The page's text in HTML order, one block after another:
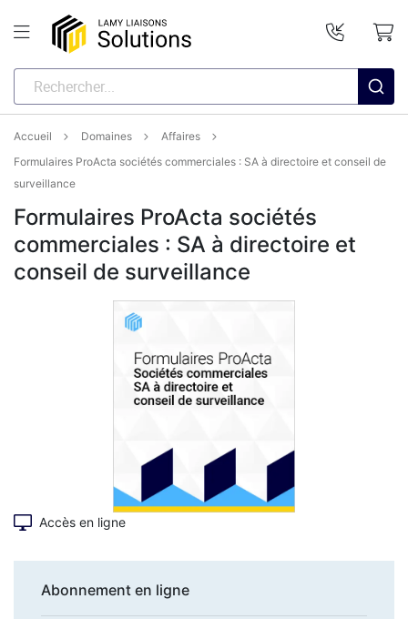
Accueil Domaines
Affaires
Formulaires ProActa sociétés commerciales : SA à directoire et conseil de
surveillance
Formulaires ProActa sociétés
commerciales : SA à directoire et
conseil de surveillance
Accès en ligne
Abonnement en ligne